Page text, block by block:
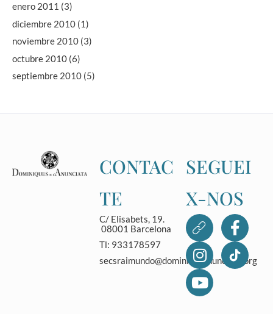
enero 2011 (3)
diciembre 2010 (1)
noviembre 2010 (3)
octubre 2010 (6)
septiembre 2010 (5)
CONTAC
TE
C/ Elisabets, 19.
08001 Barcelona
Tl: 933178597
secsraimundo@dominicasanunciata.org
SEGUEI
X-NOS